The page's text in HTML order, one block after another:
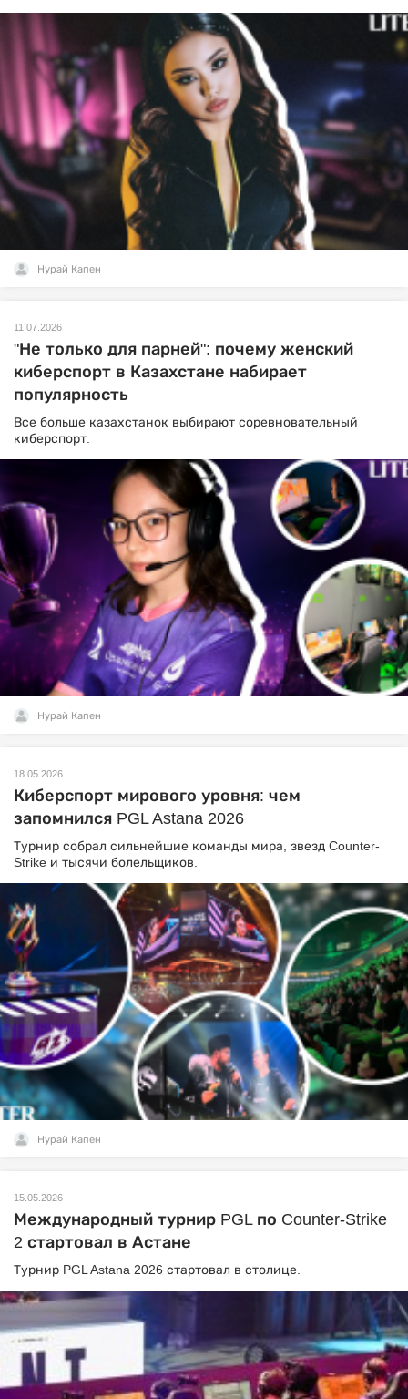
Нурай Капен
11.07.2026
"Не только для парней": почему женский
киберспорт в Казахстане набирает
популярность
Все больше казахстанок выбирают соревновательный
киберспорт.
Нурай Капен
18.05.2026
Киберспорт мирового уровня: чем
запомнился PGL Astana 2026
Турнир собрал сильнейшие команды мира, звезд Counter-
Strike и тысячи болельщиков.
Нурай Капен
15.05.2026
Международный турнир PGL по Counter-Strike
2 стартовал в Астане
Турнир PGL Astana 2026 стартовал в столице.